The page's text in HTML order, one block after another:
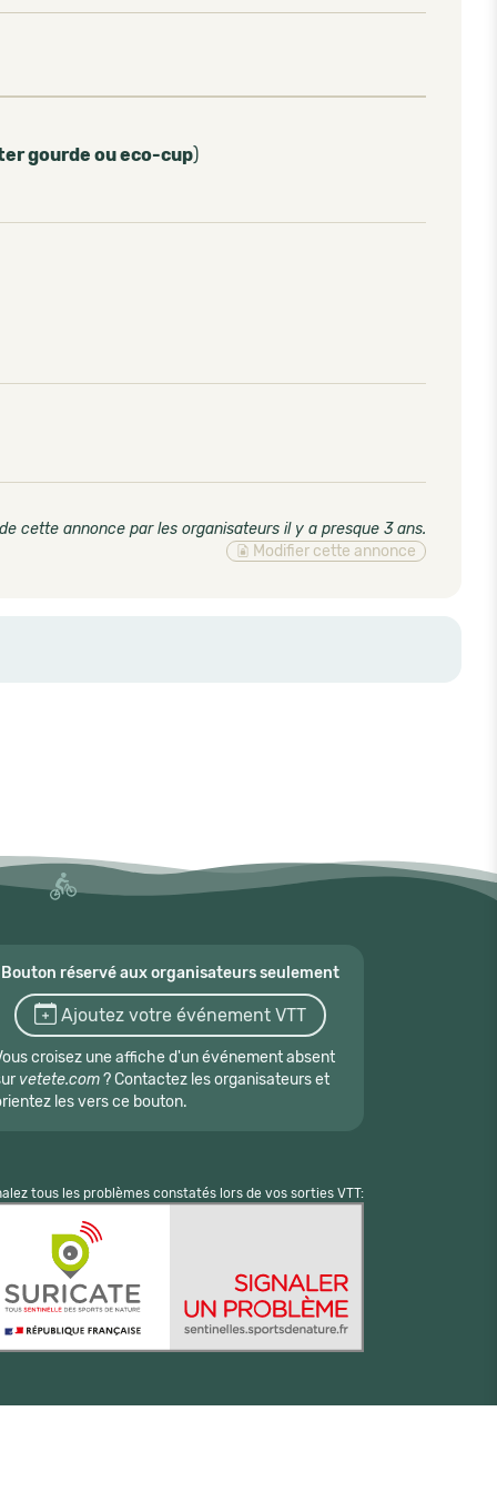
gourde ou eco-cup)
cette annonce par les organisateurs il y a presque 3 ans.
Modifier cette annonce
Bouton réservé aux organisateurs seulement
Ajoutez votre événement VTT
croisez une affiche d'un événement absent
vetete.com? Contactez les organisateurs et
les vers ce bouton.
tous les problèmes constatés lors de vos sorties VTT: